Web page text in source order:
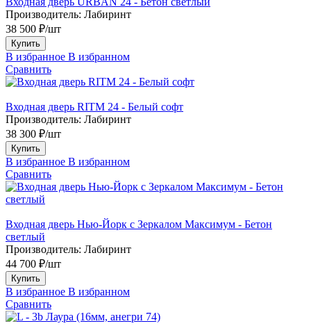
Производитель: Лабиринт
38 500 ₽/шт
Купить
В избранное В избранном
Сравнить
Входная дверь RITM 24 - Белый софт
Производитель: Лабиринт
38 300 ₽/шт
Купить
В избранное В избранном
Сравнить
Входная дверь Нью-Йорк с Зеркалом Максимум - Бетон
светлый
Производитель: Лабиринт
44 700 ₽/шт
Купить
В избранное В избранном
Сравнить